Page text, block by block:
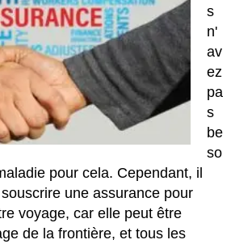
s
n'
av
ez
pa
s
be
so
pour cela. Cependant, il
une assurance pour
voyage, car elle peut être
de la frontière, et tous les